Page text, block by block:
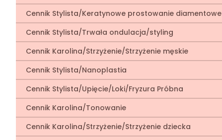
Cennik Stylista/Keratynowe prostowanie diamentowe
Cennik Stylista/Trwała ondulacja/styling
Cennik Karolina/Strzyżenie/Strzyżenie męskie
Cennik Stylista/Nanoplastia
Cennik Stylista/Upięcie/Loki/Fryzura Próbna
Cennik Karolina/Tonowanie
Cennik Karolina/Strzyżenie/Strzyżenie dziecka